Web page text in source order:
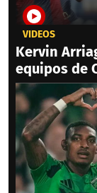
VIDEOS
Kervin
equipos de